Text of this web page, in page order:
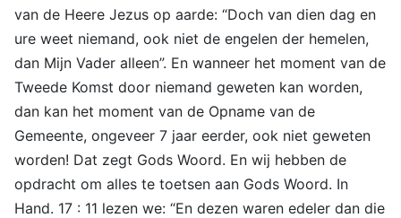
van de Heere Jezus op aarde: “Doch van dien dag en
ure weet niemand, ook niet de engelen der hemelen,
dan Mijn Vader alleen”. En wanneer het moment van de
Tweede Komst door niemand geweten kan worden,
dan kan het moment van de Opname van de
Gemeente, ongeveer 7 jaar eerder, ook niet geweten
worden! Dat zegt Gods Woord. En wij hebben de
opdracht om alles te toetsen aan Gods Woord. In
Hand. 17 : 11 lezen we: “En dezen waren edeler dan die